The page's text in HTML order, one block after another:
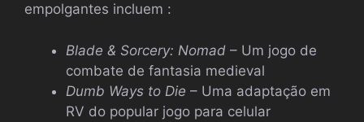
empolgantes incluem :
Blade & Sorcery: Nomad – Um jogo de
combate de fantasia medieval
Dumb Ways to Die – Uma adaptação em
RV do popular jogo para celular